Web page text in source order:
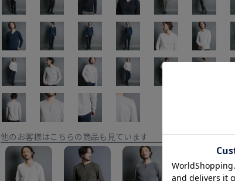
他のお客様はこちらの商品も見ています